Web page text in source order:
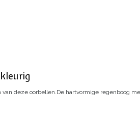
deze oorbellen.De hartvormige regenboog